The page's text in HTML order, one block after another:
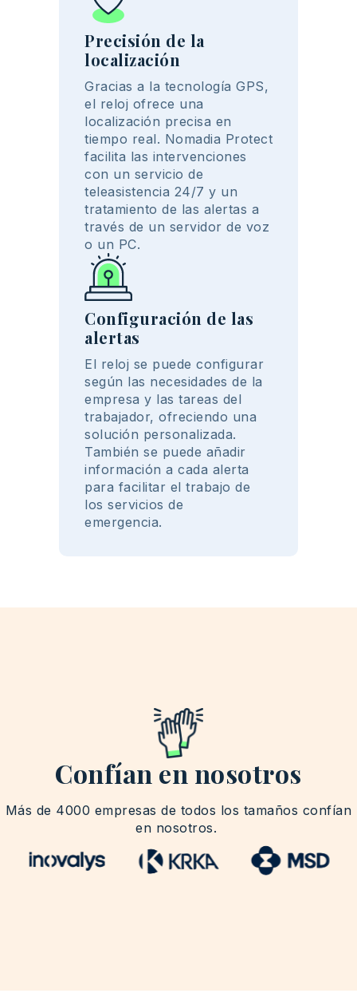
Precisión de la
localización
Gracias a la tecnología GPS,
el reloj ofrece una
localización precisa en
tiempo real. Nomadia Protect
facilita las intervenciones
con un servicio de
teleasistencia 24/7 y un
tratamiento de las alertas a
través de un servidor de voz
o un PC.
Configuración de las
alertas
El reloj se puede configurar
según las necesidades de la
empresa y las tareas del
trabajador, ofreciendo una
solución personalizada.
También se puede añadir
información a cada alerta
para facilitar el trabajo de
los servicios de
emergencia.
Confían en nosotros
Más de 4000 empresas de todos los tamaños confían
en nosotros.